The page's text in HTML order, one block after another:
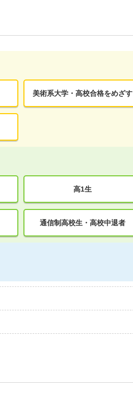
美術系大学・高校合格をめざす
高1生
通信制高校生・高校中退者